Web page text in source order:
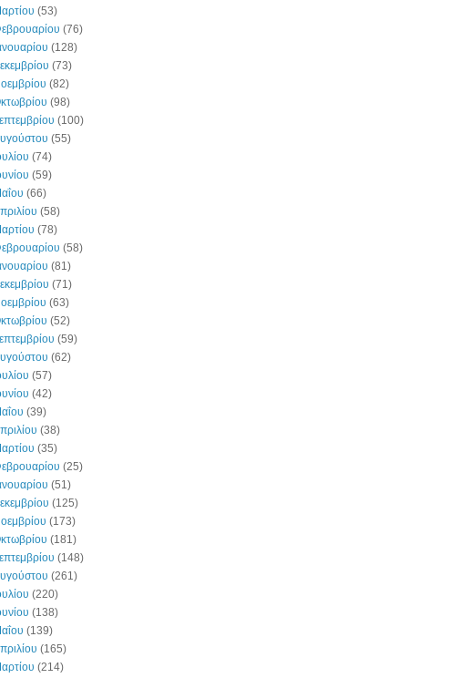
(53)
(76)
(128)
(73)
(82)
(98)
(100)
(55)
(74)
(59)
(66)
(58)
(78)
(58)
(81)
(71)
(63)
(52)
(59)
(62)
(57)
(42)
(39)
(38)
(35)
(25)
(51)
(125)
(173)
(181)
(148)
(261)
(220)
(138)
(139)
(165)
(214)